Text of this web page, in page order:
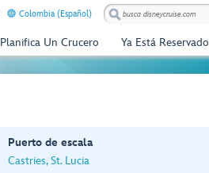
Colombia (Español)
Planifica Un Crucero Ya Está Reservado
Puerto de escala
Castries, St. Lucia